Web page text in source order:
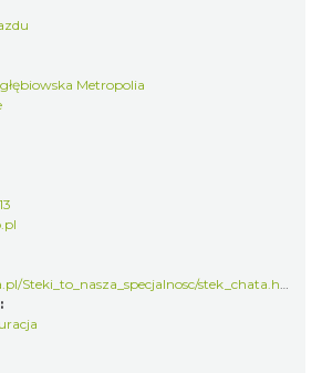
Metropolia
stek_chata.html